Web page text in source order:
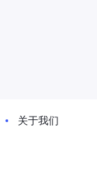
关于我们